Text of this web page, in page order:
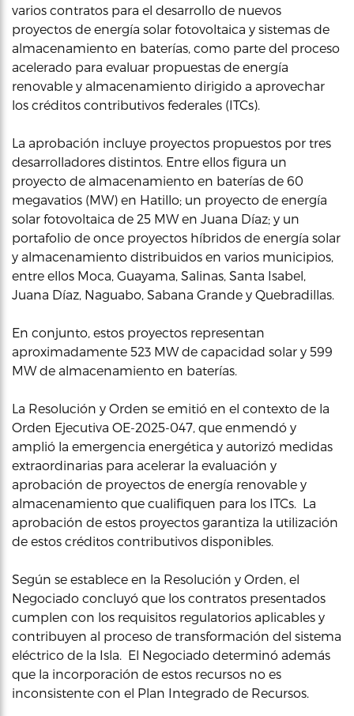
varios contratos para el desarrollo de nuevos
proyectos de energía solar fotovoltaica y sistemas de
almacenamiento en baterías, como parte del proceso
acelerado para evaluar propuestas de energía
renovable y almacenamiento dirigido a aprovechar
los créditos contributivos federales (ITCs).
La aprobación incluye proyectos propuestos por tres
desarrolladores distintos. Entre ellos figura un
proyecto de almacenamiento en baterías de 60
megavatios (MW) en Hatillo; un proyecto de energía
solar fotovoltaica de 25 MW en Juana Díaz; y un
portafolio de once proyectos híbridos de energía solar
y almacenamiento distribuidos en varios municipios,
entre ellos Moca, Guayama, Salinas, Santa Isabel,
Juana Díaz, Naguabo, Sabana Grande y Quebradillas.
En conjunto, estos proyectos representan
aproximadamente 523 MW de capacidad solar y 599
MW de almacenamiento en baterías.
La Resolución y Orden se emitió en el contexto de la
Orden Ejecutiva OE-2025-047, que enmendó y
amplió la emergencia energética y autorizó medidas
extraordinarias para acelerar la evaluación y
aprobación de proyectos de energía renovable y
almacenamiento que cualifiquen para los ITCs. La
aprobación de estos proyectos garantiza la utilización
de estos créditos contributivos disponibles.
Según se establece en la Resolución y Orden, el
Negociado concluyó que los contratos presentados
cumplen con los requisitos regulatorios aplicables y
contribuyen al proceso de transformación del sistema
eléctrico de la Isla. El Negociado determinó además
que la incorporación de estos recursos no es
inconsistente con el Plan Integrado de Recursos.